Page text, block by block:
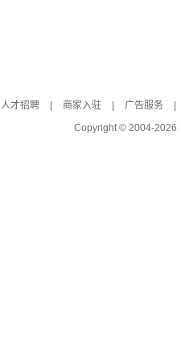
人才招聘 商家入驻 广告服务
Copyright © 2004-2026